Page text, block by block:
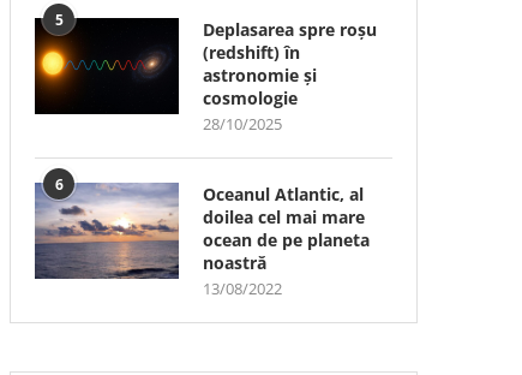
5
Deplasarea spre roșu
(redshift) în
astronomie și
cosmologie
28/10/2025
6
Oceanul Atlantic, al
doilea cel mai mare
ocean de pe planeta
noastră
13/08/2022